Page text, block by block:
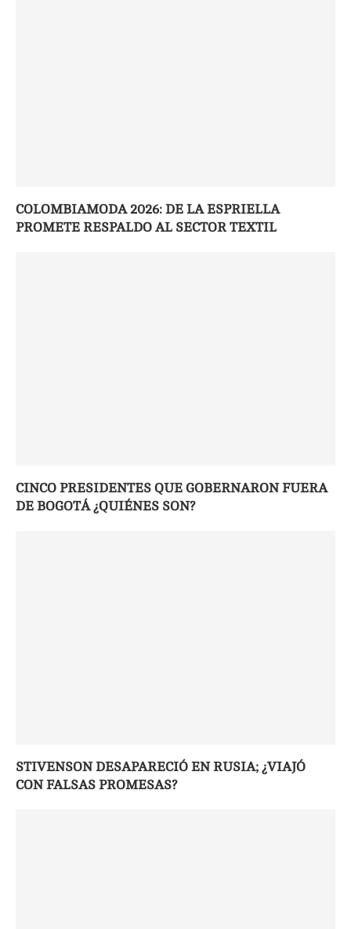
COLOMBIAMODA 2026: DE LA ESPRIELLA
PROMETE RESPALDO AL SECTOR TEXTIL
CINCO PRESIDENTES QUE GOBERNARON FUERA
DE BOGOTÁ ¿QUIÉNES SON?
STIVENSON DESAPARECIÓ EN RUSIA; ¿VIAJÓ
CON FALSAS PROMESAS?